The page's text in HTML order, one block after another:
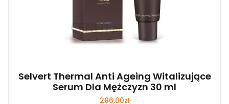
Selvert Thermal Anti Ageing Witalizujące
Serum Dla Mężczyzn 30 ml
286,00zł